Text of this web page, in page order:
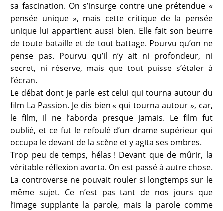
sa fascination. On s’insurge contre une prétendue «
pensée unique », mais cette critique de la pensée
unique lui appartient aussi bien. Elle fait son beurre
de toute bataille et de tout battage. Pourvu qu’on ne
pense pas. Pourvu qu’il n’y ait ni profondeur, ni
secret, ni réserve, mais que tout puisse s’étaler à
l’écran.
Le débat dont je parle est celui qui tourna autour du
film La Passion. Je dis bien « qui tourna autour », car,
le film, il ne l’aborda presque jamais. Le film fut
oublié, et ce fut le refoulé d’un drame supérieur qui
occupa le devant de la scène et y agita ses ombres.
Trop peu de temps, hélas ! Devant que de mûrir, la
véritable réflexion avorta. On est passé à autre chose.
La controverse ne pouvait rouler si longtemps sur le
même sujet. Ce n’est pas tant de nos jours que
l’image supplante la parole, mais la parole comme